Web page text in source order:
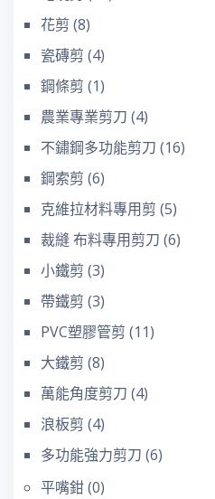
花剪 (8)
瓷磚剪 (4)
鋼條剪 (1)
農業專業剪刀 (4)
不鏽鋼多功能剪刀 (16)
鋼索剪 (6)
克維拉材料專用剪 (5)
裁縫 布料專用剪刀 (6)
小鐵剪 (3)
帶鐵剪 (3)
PVC塑膠管剪 (11)
大鐵剪 (8)
萬能角度剪刀 (4)
浪板剪 (4)
多功能強力剪刀 (6)
平嘴鉗(0)